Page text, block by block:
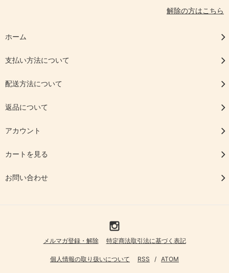
解除の方はこちら
ホーム
支払い方法について
配送方法について
返品について
アカウント
カートを見る
お問い合わせ
メルマガ登録・解除 特定商法取引法に基づく表記
個人情報の取り扱いについて RSS / ATOM